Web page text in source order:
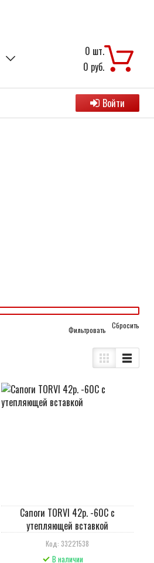
0 шт.
0 руб.
Войти
Cбросить
Сапоги TORVI 42р. -60С с
утепляющей вставкой
Код: 33221538
В наличии